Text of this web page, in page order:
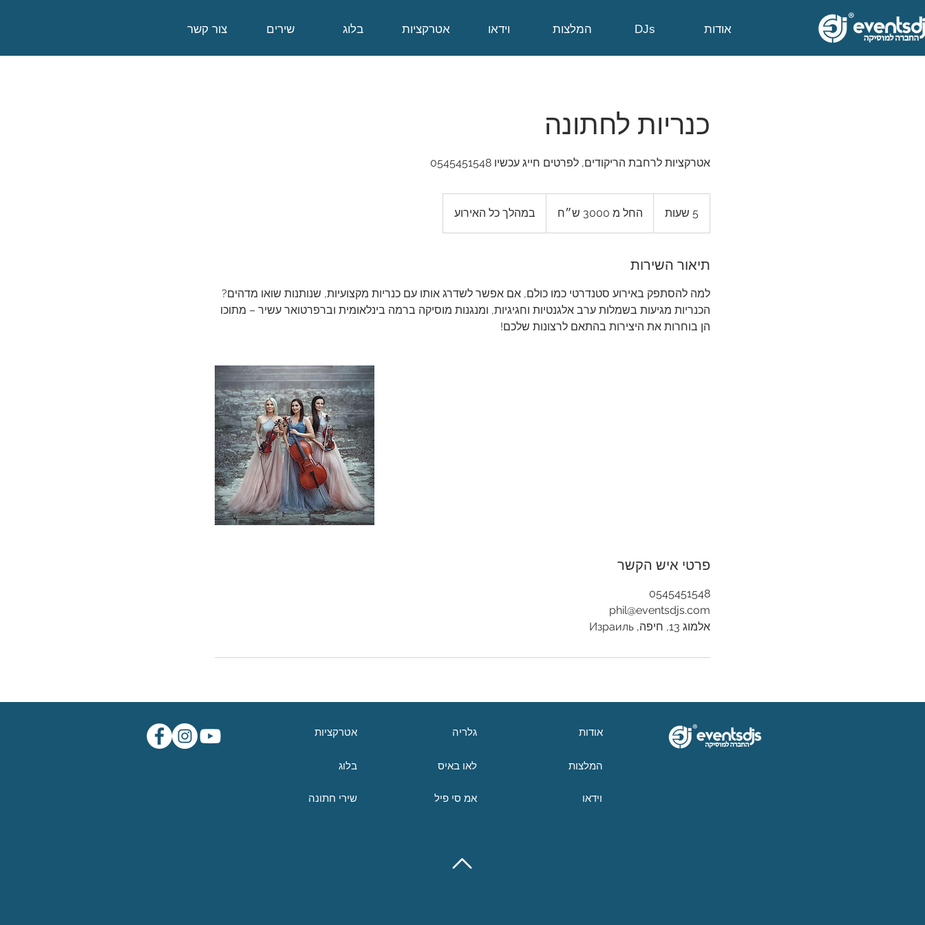
אודות DJs המלצות וידאו אטרקציות בלוג שירים צור קשר
כנריות לחתונה
אטרקציות לרחבת הריקודים, לפרטים חייג עכשיו 0545451548
5 שעות
ש
ו
3000החל מ 3000 ש״ח במהלך כל האירוע
תיאור השירות
הכנריות מגיעות בשמלות ערב אלגנטיות וחגיגיות, ומנגנות מוסיקה ברמה בינלאומית וברפרטואר עשיר – מתוכו
הן בוחרות את היצירות בהתאם לרצונות שלכם!
פרטי איש הקשר
0545451548
phil@eventsdjs.com
אלמוג 13, חיפה, Израиль
אטרקציות
בלוג
שירי חתונה
גלריה
לאו באיס
אמ סי פיל
אודות
המלצות
וידאו